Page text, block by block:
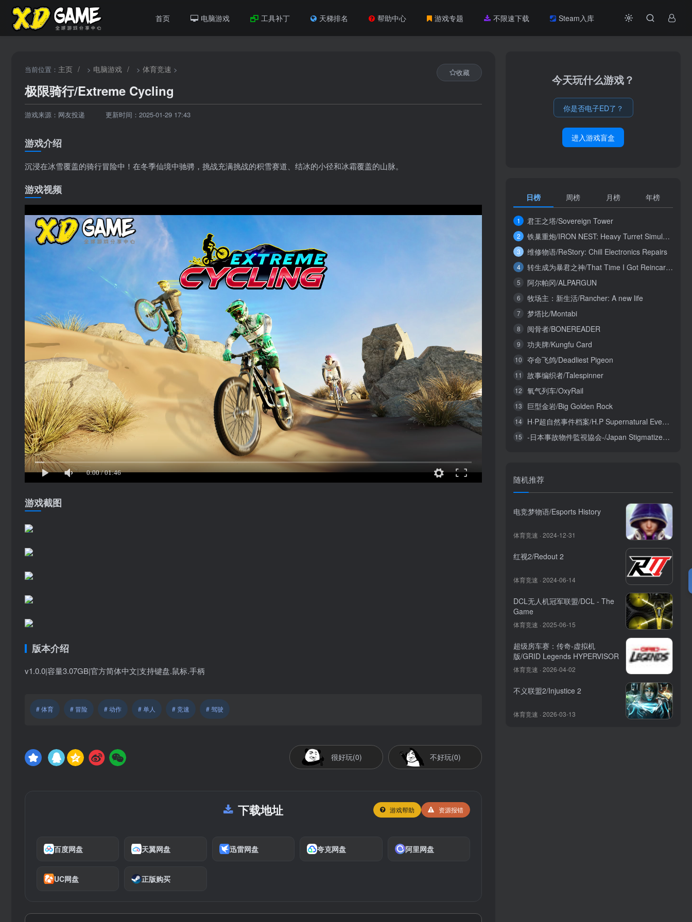
首页 电脑游戏 工具补丁 天梯排名 帮助中心 游戏专题 不限速下载 Steam入库
当前位置： 主页 / > 电脑游戏 / > 体育竞速 >
极限骑行/Extreme Cycling
游戏来源：网友投递 更新时间：2025-01-29 17:43
收藏
游戏介绍
沉浸在冰雪覆盖的骑行冒险中！在冬季仙境中驰骋，挑战充满挑战的积雪赛道、结冰的小径和冰霜覆盖的山脉。
游戏视频
游戏截图
版本介绍
v1.0.0|容量3.07GB|官方简体中文|支持键盘.鼠标.手柄
# 体育 # 冒险 # 动作 # 单人 # 竞速 # 驾驶
很好玩(0) 不好玩(0)
下载地址 游戏帮助 资源报错
百度网盘 天翼网盘 迅雷网盘 夸克网盘 阿里网盘
UC网盘 正版购买
今天玩什么游戏？
你是否电子ED了？
进入游戏盲盒
日榜 周榜 月榜 年榜
1 君王之塔/Sovereign Tower
2 铁巢重炮/IRON NEST: Heavy Turret Simulator
3 维修物语/ReStory: Chill Electronics Repairs
4 转生成为暴君之神/That Time I Got Reincarnated as a Tyrant God
5 阿尔帕冈/ALPARGUN
6 牧场主：新生活/Rancher: A new life
7 梦塔比/Montabi
8 阅骨者/BONEREADER
9 功夫牌/Kungfu Card
10 夺命飞鸽/Deadliest Pigeon
11 故事编织者/Talespinner
12 氧气列车/OxyRail
13 巨型金岩/Big Golden Rock
14 H·P超自然事件档案/H.P Supernatural Event Archives
15 -日本事故物件監視協会-/Japan Stigmatized Property3
随机推荐
电竞梦物语/Esports History
体育竞速 · 2024-12-31
红视2/Redout 2
体育竞速 · 2024-06-14
DCL无人机冠军联盟/DCL - The
Game
体育竞速 · 2025-06-15
超级房车赛：传奇-虚拟机
版/GRID Legends HYPERVISOR
体育竞速 · 2026-04-02
不义联盟2/Injustice 2
体育竞速 · 2026-03-13